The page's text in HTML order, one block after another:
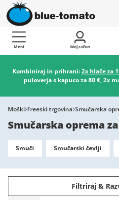
Meni Moj račun
Kombiniraj in prihrani:2x hlače za
puloverja s kapuco za 80 €,2x
Moški Freeski trgovina Smučarska
Smučarska oprema
Smuči Smučarski čevlji
Filtriraj &